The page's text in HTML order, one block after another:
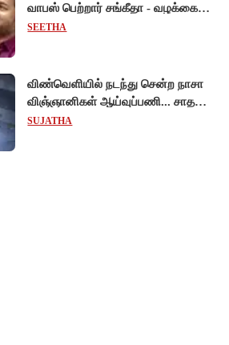
வாபஸ் பெற்றார் சங்கீதா - வழக்கை
முடித்து வைத்தது செங்கல்பட்டு
SEETHA
விண்வெளியில் நடந்து சென்ற நாசா
விஞ்ஞானிகள் ஆய்வுப்பணி... சாதனை
!
SUJATHA